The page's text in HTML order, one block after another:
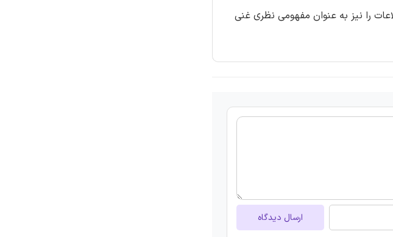
را نیز به عنوان مفهومی نظری غنی
ارسال دیدگاه